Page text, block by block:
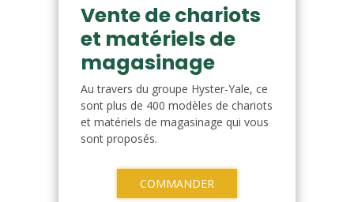
Vente de chariots
et matériels de
magasinage
Au travers du groupe Hyster-Yale, ce
sont plus de 400 modèles de chariots
et matériels de magasinage qui vous
sont proposés.
COMMANDER